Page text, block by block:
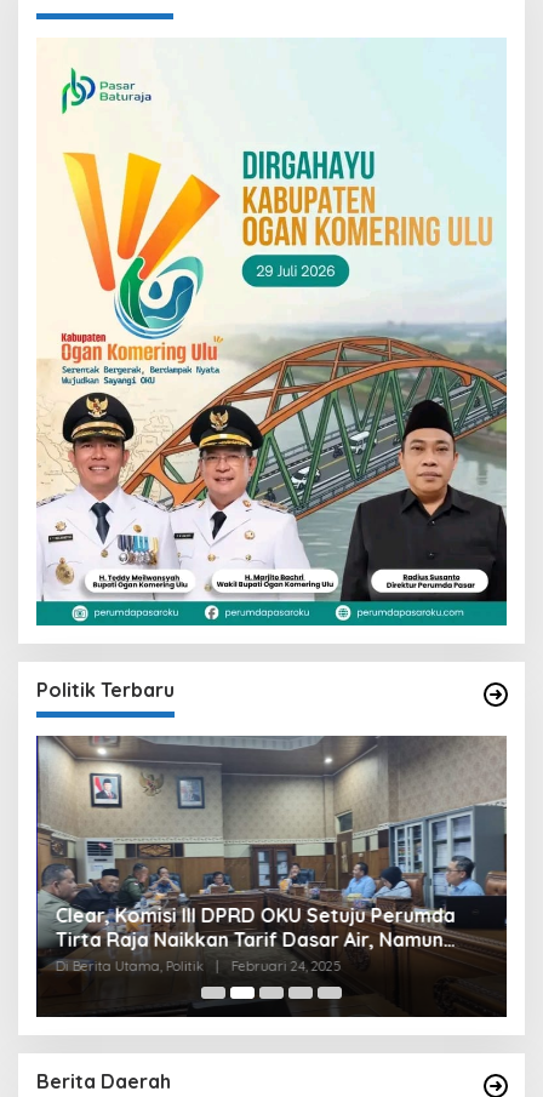
Politik Terbaru
Clear, Komisi III DPRD OKU Setuju Perumda
Tirta Raja Naikkan Tarif Dasar Air, Namun
Bersyarat
Di Berita Utama, Politik Februari 24, 2025
Berita Daerah